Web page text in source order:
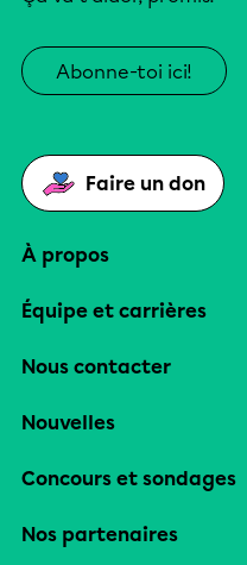
Abonne-toi ici!
Faire un don
À propos
Équipe et carrières
Nous contacter
Nouvelles
Concours et sondages
Nos partenaires